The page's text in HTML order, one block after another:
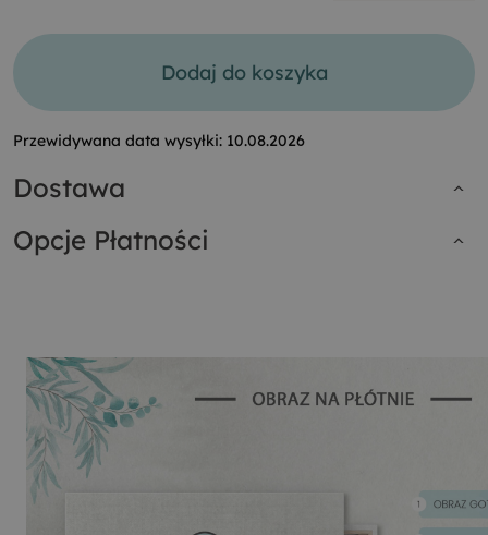
Dodaj do koszyka
Przewidywana data wysyłki: 10.08.2026
Dostawa
Opcje Płatności